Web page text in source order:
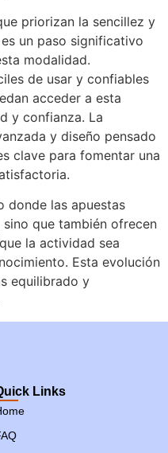
priorizan la sencillez y
un paso significativo
modalidad.
de usar y confiables
acceder a esta
y confianza. La
y diseño pensado
clave para fomentar una
donde las apuestas
que también ofrecen
la actividad sea
Esta evolución
equilibrado y
Links